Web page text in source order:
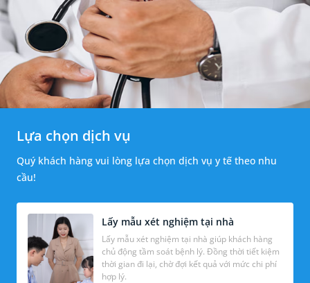
Lựa chọn dịch vụ
Quý khách hàng vui lòng lựa chọn dịch vụ y tế theo nhu
cầu!
Lấy mẫu xét nghiệm tại nhà
Lấy mẫu xét nghiệm tại nhà giúp khách hàng
chủ động tầm soát bệnh lý. Đồng thời tiết kiệm
thời gian đi lại, chờ đợi kết quả với mức chi phí
hợp lý.